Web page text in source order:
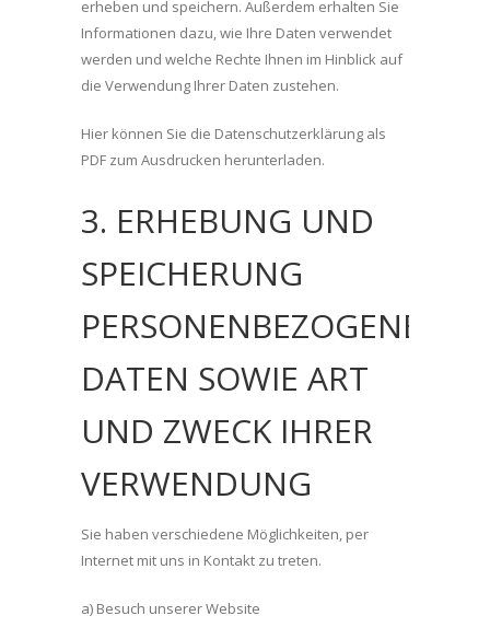
erheben und speichern. Außerdem erhalten Sie
Informationen dazu, wie Ihre Daten verwendet
werden und welche Rechte Ihnen im Hinblick auf
die Verwendung Ihrer Daten zustehen.
Hier können Sie die Datenschutzerklärung als
PDF zum Ausdrucken herunterladen.
3. ERHEBUNG UND
SPEICHERUNG
PERSONENBEZOGENER
DATEN SOWIE ART
UND ZWECK IHRER
VERWENDUNG
Sie haben verschiedene Möglichkeiten, per
Internet mit uns in Kontakt zu treten.
a) Besuch unserer Website